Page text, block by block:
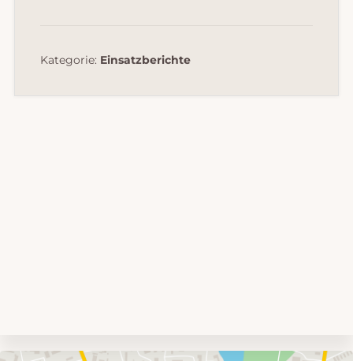
Kategorie: Einsatzberichte
Umgebungskarte